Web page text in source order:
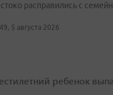
расправились с
5 августа 2026
ребенок